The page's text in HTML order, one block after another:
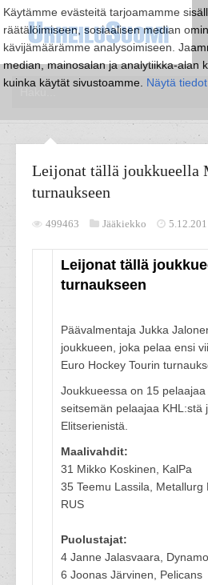
Käytämme evästeitä tarjoamamme
räätälöimiseen, sosiaalisen median
kävijämäärämme analysoimiseen.
median, mainosalan ja analytiikka-alan
kuinka käytät sivustoamme. Näytä tiedot
Leijonat tällä joukkueella
turnaukseen
499463 Jääkiekko
Leijonat tällä
turnaukseen
Päävalmentaja Jukka
joukkueen, joka pelaa ensi
Euro Hockey Tourin
Joukkueessa on 15 pelaajaa
seitsemän pelaajaa KHL:stä
Elitserienistä.
Maalivahdit:
31 Mikko Koskinen, KalPa
35 Teemu Lassila, Metallurg
RUS
Puolustajat:
4 Janne Jalasvaara,
6 Joonas Järvinen,